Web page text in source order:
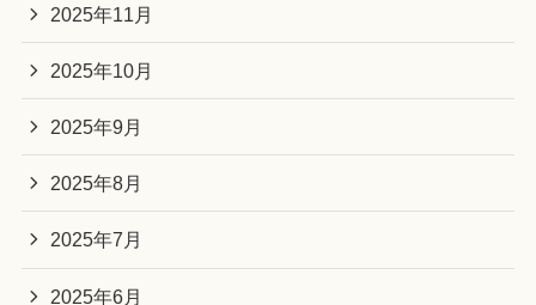
2025年11月
2025年10月
2025年9月
2025年8月
2025年7月
2025年6月